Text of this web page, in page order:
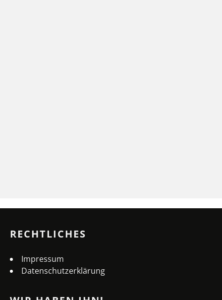
RECHTLICHES
Impressum
Datenschutzerklärung